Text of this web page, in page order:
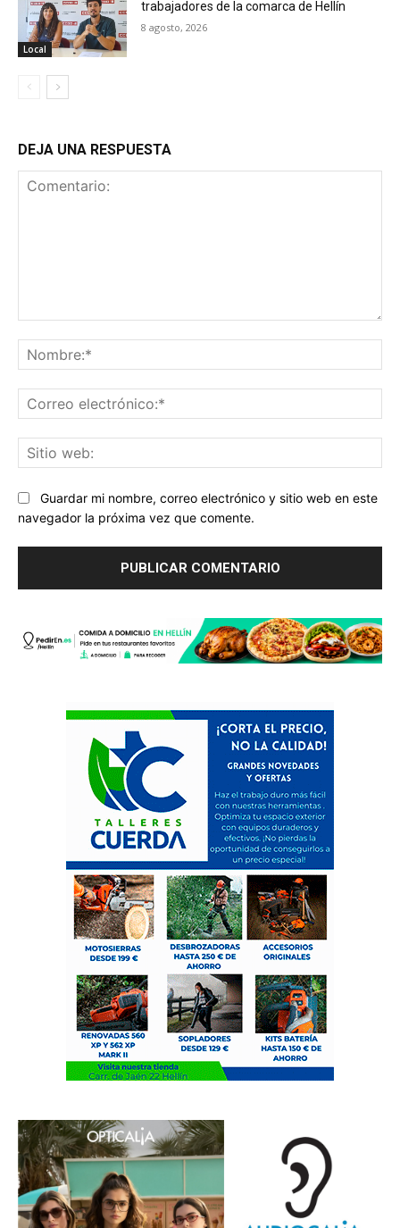
Local
trabajadores de la comarca de Hellín
8 agosto, 2026
DEJA UNA RESPUESTA
Guardar mi nombre, correo electrónico y sitio web en este
navegador la próxima vez que comente.